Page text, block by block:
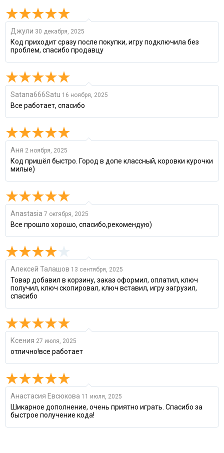
Джули 30 декабря, 2025
Код приходит сразу после покупки, игру подключила без
проблем, спасибо продавцу
Satana666Satu 16 ноября, 2025
Все работает, спасибо
Аня 2 ноября, 2025
Код пришёл быстро. Город в допе классный, коровки курочки
милые)
Anastasia 7 октября, 2025
Все прошло хорошо, спасибо,рекомендую)
Алексей Талашов 13 сентября, 2025
Товар добавил в корзину, заказ оформил, оплатил, ключ
получил, ключ скопировал, ключ вставил, игру загрузил,
спасибо
Ксения 27 июля, 2025
отлично!все работает
Анастасия Евсюкова 11 июля, 2025
Шикарное дополнение, очень приятно играть. Спасибо за
быстрое получение кода!